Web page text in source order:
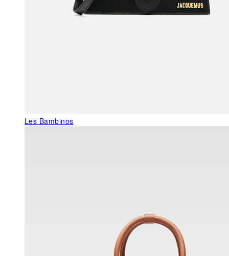
Les Bambinos